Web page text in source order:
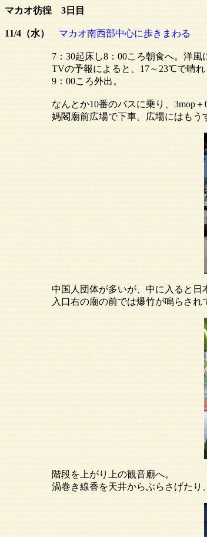
マカオ彷徨 3日目
11/4（水） マカオ南西部中心に歩きまわる
7：30起床し8：00ころ朝食へ。洋風にし
TVの予報によると、17～23℃で晴れと
9：00ころ外出。
なんとか10番のバスに乗り、3mop＋0.5
媽閣廟前広場で下車。広場にはもうすで
中国人団体が多いが、中に入ると日本人
入口右の廟の前では爆竹が鳴らされて
階段を上がり上の観音廟へ。
渦巻き線香を天井からぶらさげたり、長